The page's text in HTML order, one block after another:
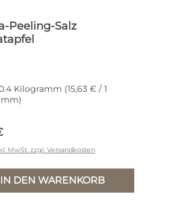
Peeling-Salz
Kilogramm (15,63 € / 1
Preis:
MwSt. zzgl. Versandkosten
IN DEN WARENKORB